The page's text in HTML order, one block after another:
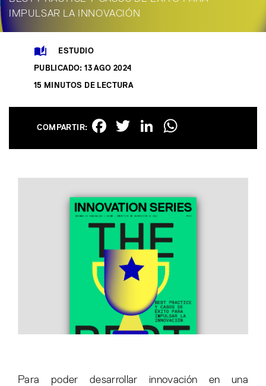
IMPULSAR LA INNOVACIÓN
ESTUDIO
PUBLICADO: 13 AGO 2024
15 MINUTOS DE LECTURA
COMPARTIR: Facebook
TwitterLinkedIn
Para poder desarrollar innovación en una